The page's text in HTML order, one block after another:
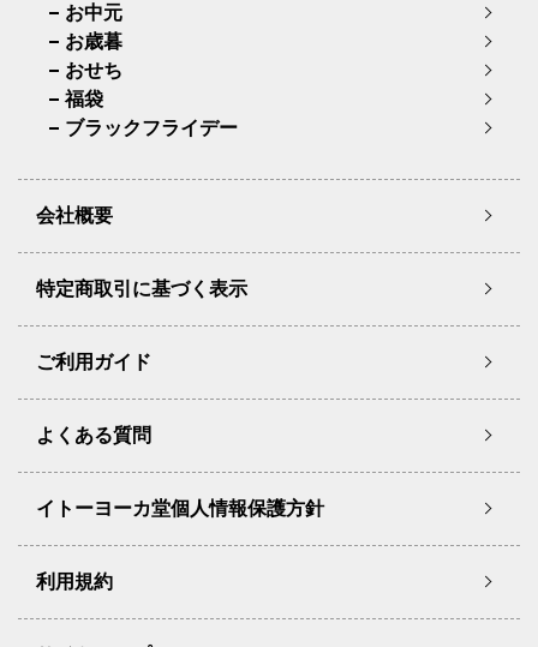
お中元
お歳暮
おせち
福袋
ブラックフライデー
会社概要
特定商取引に基づく表示
ご利用ガイド
よくある質問
イトーヨーカ堂個人情報保護方針
利用規約